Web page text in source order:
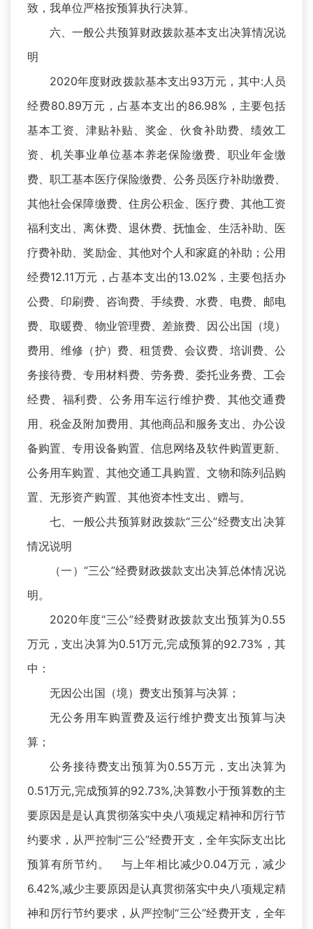
致，我单位严格按预算执行决算。
六、一般公共预算财政拨款基本支出决算情况说
明
2020年度财政拨款基本支出93万元，其中:人员
经费80.89万元，占基本支出的86.98%，主要包括
基本工资、津贴补贴、奖金、伙食补助费、绩效工
资、机关事业单位基本养老保险缴费、职业年金缴
费、职工基本医疗保险缴费、公务员医疗补助缴费、
其他社会保障缴费、住房公积金、医疗费、其他工资
福利支出、离休费、退休费、抚恤金、生活补助、医
疗费补助、奖励金、其他对个人和家庭的补助；公用
经费12.11万元，占基本支出的13.02%，主要包括办
公费、印刷费、咨询费、手续费、水费、电费、邮电
费、取暖费、物业管理费、差旅费、因公出国（境）
费用、维修（护）费、租赁费、会议费、培训费、公
务接待费、专用材料费、劳务费、委托业务费、工会
经费、福利费、公务用车运行维护费、其他交通费
用、税金及附加费用、其他商品和服务支出、办公设
备购置、专用设备购置、信息网络及软件购置更新、
公务用车购置、其他交通工具购置、文物和陈列品购
置、无形资产购置、其他资本性支出、赠与。
七、一般公共预算财政拨款“三公”经费支出决算
情况说明
（一）“三公”经费财政拨款支出决算总体情况说
明。
2020年度“三公”经费财政拨款支出预算为0.55
万元，支出决算为0.51万元,完成预算的92.73%，其
中：
无因公出国（境）费支出预算与决算；
无公务用车购置费及运行维护费支出预算与决
算；
公务接待费支出预算为0.55万元，支出决算为
0.51万元,完成预算的92.73%,决算数小于预算数的主
要原因是是认真贯彻落实中央八项规定精神和厉行节
约要求，从严控制“三公”经费开支，全年实际支出比
预算有所节约。 与上年相比减少0.04万元，减少
6.42%,减少主要原因是认真贯彻落实中央八项规定精
神和厉行节约要求，从严控制“三公”经费开支，全年